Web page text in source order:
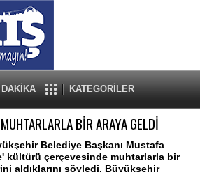
KATEGORİLER
BİR ARAYA GELDİ
Belediye Başkanı Mustafa
kültürü çerçevesinde muhtarlarla bir
aldıklarını söyledi. Büyükşehir